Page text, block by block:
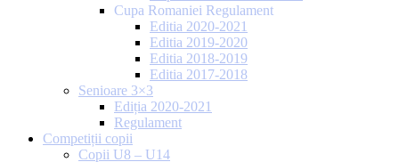
Cupa Romaniei Regulament
Editia 2020-2021
Editia 2019-2020
Editia 2018-2019
Editia 2017-2018
Senioare 3×3
Ediția 2020-2021
Regulament
Competiții copii
Copii U8 – U14